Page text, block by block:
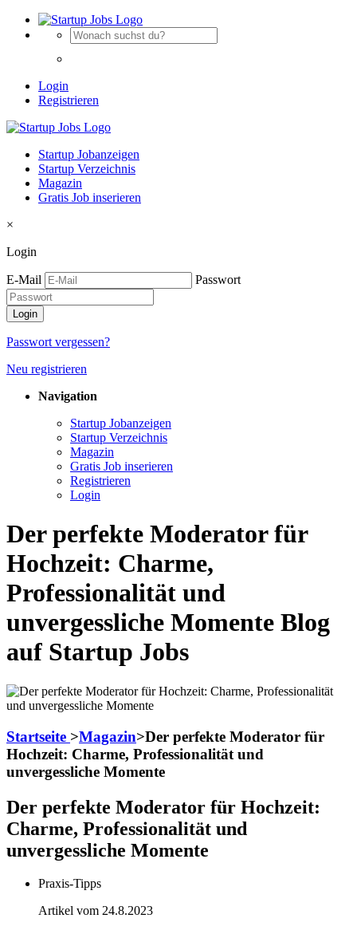
Login
Registrieren
Startup Jobanzeigen
Startup Verzeichnis
Magazin
Gratis Job inserieren
×
Login
E-Mail Passwort
Passwort vergessen?
Neu registrieren
Navigation
Startup Jobanzeigen
Startup Verzeichnis
Magazin
Gratis Job inserieren
Registrieren
Login
Der perfekte Moderator für
Hochzeit: Charme,
Professionalität und
unvergessliche Momente Blog
auf Startup Jobs
Startseite >Magazin>Der perfekte Moderator für
Hochzeit: Charme, Professionalität und
unvergessliche Momente
Der perfekte Moderator für Hochzeit:
Charme, Professionalität und
unvergessliche Momente
Praxis-Tipps
Artikel vom 24.8.2023